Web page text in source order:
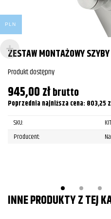
XV1900C
XV1900C Raider/
Yamaha
Yamaha
XV1900C Raider/S/
Yamaha
XV1900C
ZESTAW MONTAŻOWY
Produkt dostępny
945,00złbrutto
Poprzednia najniższa cena: 803,25
SKU:
Producent:
INNE PRODUKTY Z TEJ
PLN